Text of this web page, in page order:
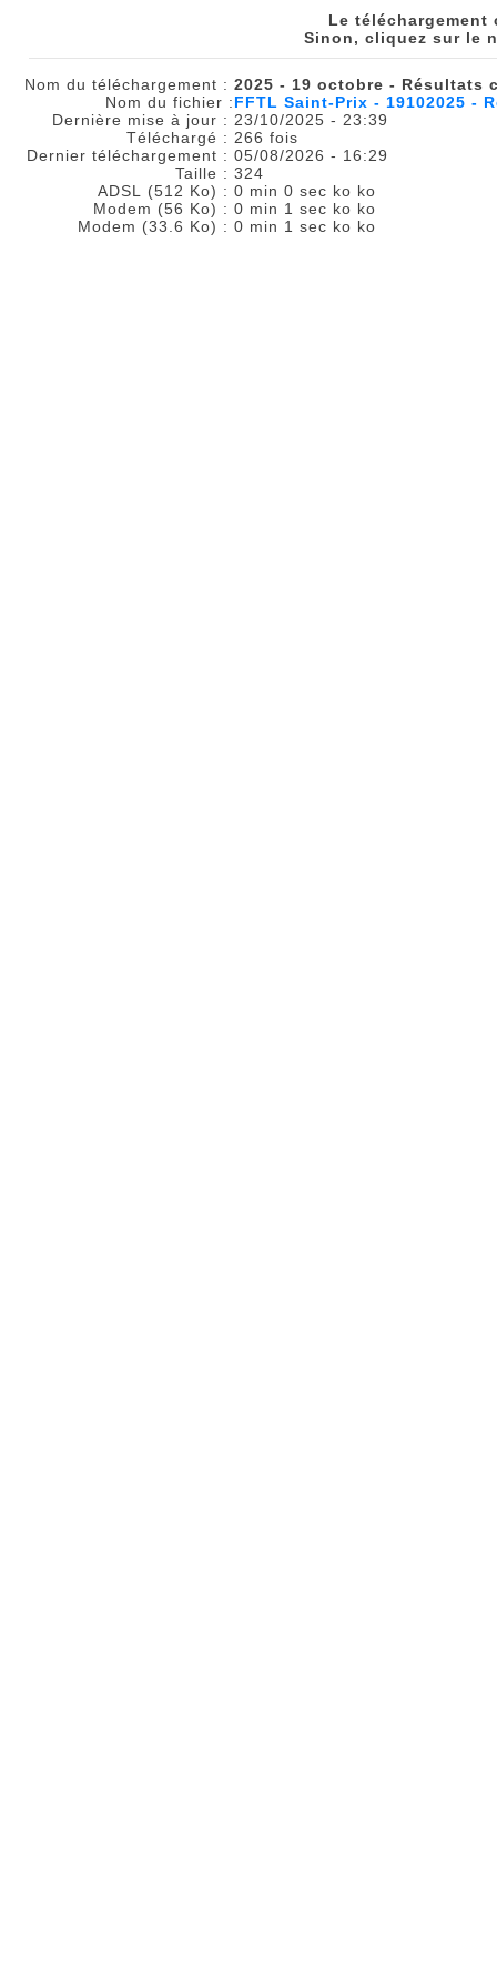
Le téléchargement
Sinon, cliquez sur le
Nom du téléchargement : 2025 - 19 octobre - Résultats
Nom du fichier :FFTL Saint-Prix - 19102025 -
Dernière mise à jour : 23/10/2025 - 23:39
Téléchargé : 266 fois
Dernier téléchargement : 05/08/2026 - 16:29
Taille : 324
ADSL (512 Ko) : 0 min 0 sec ko ko
Modem (56 Ko) : 0 min 1 sec ko ko
Modem (33.6 Ko) : 0 min 1 sec ko ko